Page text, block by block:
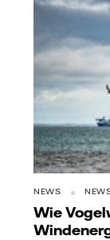
NEWS
Wie